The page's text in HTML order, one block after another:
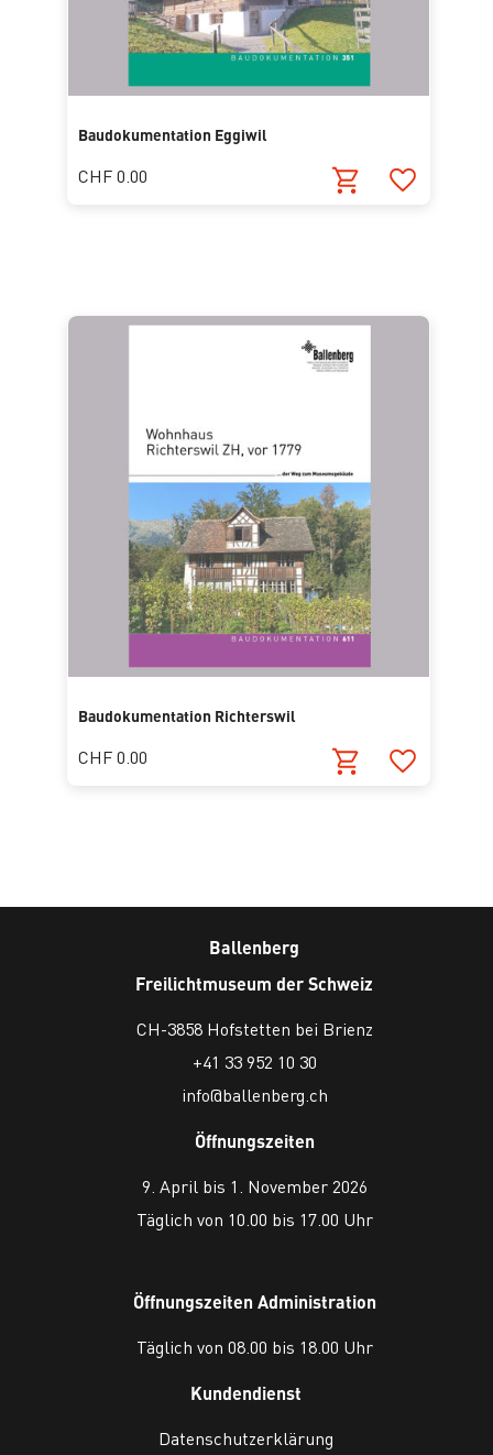
Baudokumentation Eggiwil
CHF 0.00
Baudokumentation Richterswil
CHF 0.00
Ballenberg
Freilichtmuseum der Schweiz
CH-3858 Hofstetten bei Brienz
+41 33 952 10 30
info@ballenberg.ch
Öffnungszeiten
9. April bis 1. November 2026
Täglich von 10.00 bis 17.00 Uhr
Öffnungszeiten Administration
Täglich von 08.00 bis 18.00 Uhr
Kundendienst
Datenschutzerklärung